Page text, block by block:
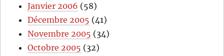
Janvier 2006 (58)
Décembre 2005 (41)
Novembre 2005 (34)
Octobre 2005 (32)